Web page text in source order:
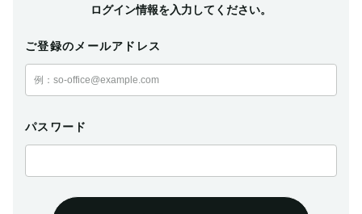
ログイン情報を入力してください。
ご登録のメールアドレス
パスワード